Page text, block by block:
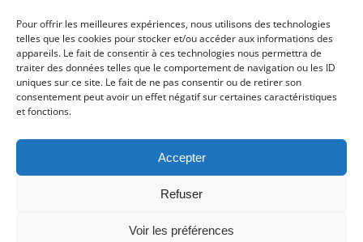
Pour offrir les meilleures expériences, nous utilisons des technologies
telles que les cookies pour stocker et/ou accéder aux informations des
appareils. Le fait de consentir à ces technologies nous permettra de
traiter des données telles que le comportement de navigation ou les ID
uniques sur ce site. Le fait de ne pas consentir ou de retirer son
consentement peut avoir un effet négatif sur certaines caractéristiques
et fonctions.
Accepter
Refuser
Voir les préférences
2026 DOMINIQUE DORLA